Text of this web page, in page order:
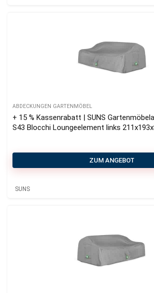
ABDECKUNGEN GARTENMÖBEL
+ 15 % Kassenrabatt | SUNS
S43 Blocchi Loungeelement links
ZUM ANGEBOT
SUNS